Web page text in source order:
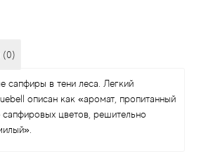
(0)
сапфиры в тени леса. Легкий
описан как «аромат, пропитанный
цветов, решительно